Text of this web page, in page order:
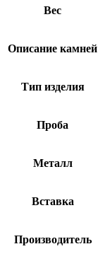
фианитомВес
Описание камней
Тип изделия
Проба
Металл
Вставка
Производитель